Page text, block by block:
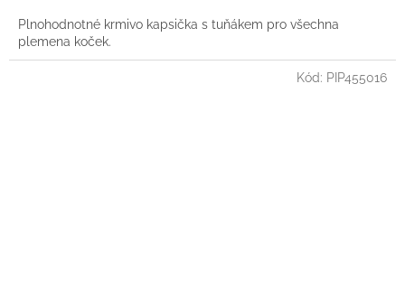
Plnohodnotné krmivo kapsička s tuňákem pro všechna
plemena koček.
Kód: PIP455016